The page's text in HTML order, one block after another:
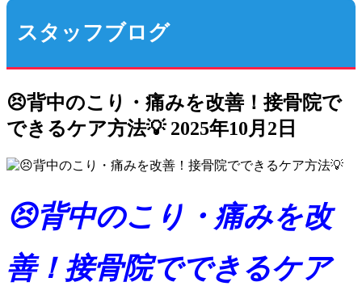
スタッフブログ
😣背中のこり・痛みを改善！接骨院で
できるケア方法💡 2025年10月2日
😣背中のこり・痛みを改
善！接骨院でできるケア